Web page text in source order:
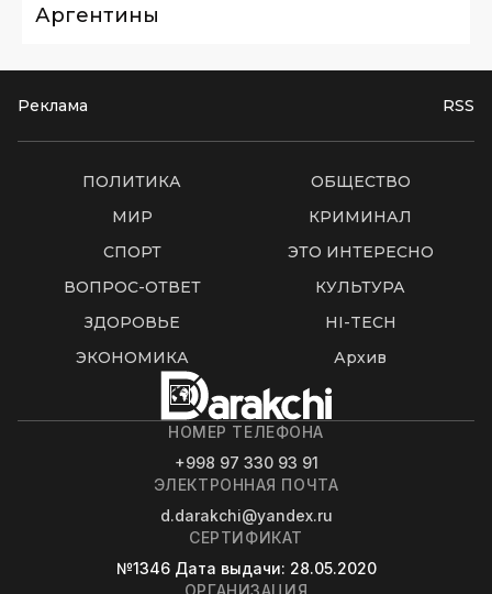
Аргентины
Реклама RSS
ПОЛИТИКА
ОБЩЕСТВО
МИР
КРИМИНАЛ
СПОРТ
ЭТО ИНТЕРЕСНО
ВОПРОС-ОТВЕТ
КУЛЬТУРА
ЗДОРОВЬЕ
HI-TECH
ЭКОНОМИКА
Архив
НОМЕР ТЕЛЕФОНА
+998 97 330 93 91
ЭЛЕКТРОННАЯ ПОЧТА
d.darakchi@yandex.ru
СЕРТИФИКАТ
№1346 Дата выдачи: 28.05.2020
ОРГАНИЗАЦИЯ